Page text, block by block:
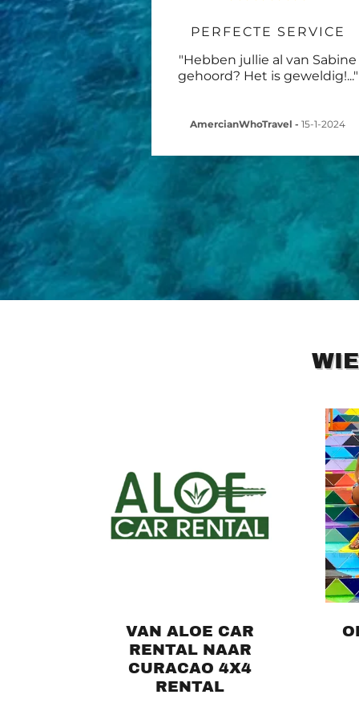
PERFECTE SERVICE
"Hebben jullie al van Sabine
gehoord? Het is geweldig!..."
AmercianWhoTravel - 15-1-2024
VAN ALOE CAR
RENTAL NAAR
CURACAO 4X4
RENTAL